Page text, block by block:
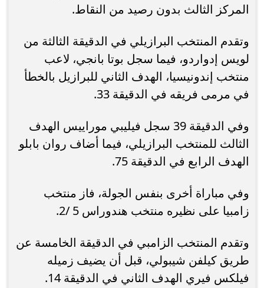
المركز الثالث بدون رصيد من النقاط.
وتقدم المنتخب البرازيلي في الدقيقة الثالثة من
لويس إدواردو، فيما سجل بوتا بانجي، لاعب
منتخب إندونيسيا، الهدف الثاني للبرازيل بالخطأ
في مرمى فريقه في الدقيقة 33.
وفي الدقيقة 39 سجل فيليبي موراييس الهدف
الثالث للمنتخب البرازيلي، فيما أضاف روان بابلو
الهدف الرابع في الدقيقة 75.
وفي مباراة أخرى بنفس الجولة، فاز منتخب
زامبيا على نظيره منتخب هندوراس 5 /2.
وتقدم المنتخب الزامبي في الدقيقة الخامسة عن
طريق كيلفن شيبولي، قبل أن يضيف زميله
فيلكس فيري الهدف الثاني في الدقيقة 14.